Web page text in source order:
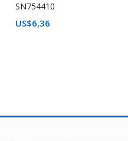
SN754410
US$6,36